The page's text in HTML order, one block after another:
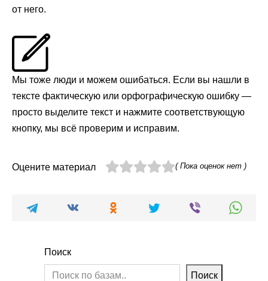
от него.
Мы тоже люди и можем ошибаться. Если вы нашли в
тексте фактическую или орфографическую ошибку —
просто выделите текст и нажмите соответствующую
кнопку, мы всё проверим и исправим.
Оцените материал ( Пока оценок нет )
Поиск
Поиск